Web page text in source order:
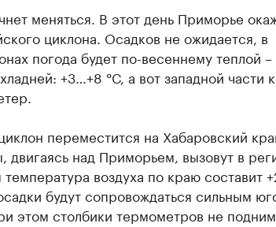
меняться. В этот день Приморье
циклона. Осадков не ожидается, в
погода будет по-весеннему теплой –
+3…+8 °С, а вот западной части
переместится на Хабаровский
двигаясь над Приморьем, вызовут в
воздуха по краю составит
будут сопровождаться сильным
этом столбики термометров не